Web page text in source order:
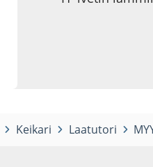
Keikari Laatutori